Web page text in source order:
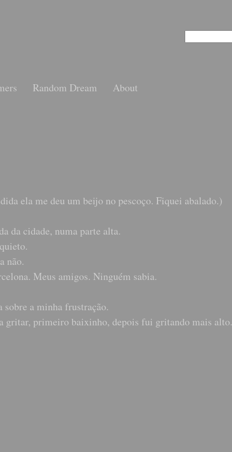
Random Dream About
ela me deu um beijo no pescoço. Fiquei abalado.)
da cidade, numa parte alta.
não.
Meus amigos. Ninguém sabia.
a minha frustração.
gritar, primeiro baixinho, depois fui gritando mais alto.